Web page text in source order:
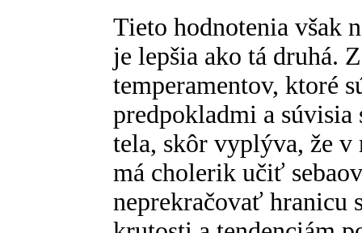
Tieto hodnotenia však
je lepšia ako tá druhá.
temperamentov, ktoré
predpokladmi a
tela, skôr vyplýva, že
má cholerik učiť
neprekračovať hranicu